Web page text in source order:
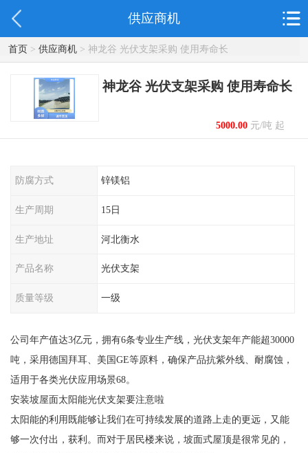
供应商机
首页> 供应商机> 神龙谷 光伏支架采购 使用寿命长
神龙谷 光伏支架采购 使用寿命长
5000.00元/吨 起
防腐方式 锌镁铝
生产周期 15日
生产地址 河北衡水
产品名称 光伏支架
质量等级 一级
公司年产值达3亿元，拥有6条专业生产线，光伏支架年产能超30000
吨，采用德国拜耳、美国GE等原料，确保产品抗紫外线、耐腐蚀，
适用于各类光伏应用场景68。
安装坡屋面太阳能光伏支架要注意啦
太阳能的利用既能够让我们在可持续发展的道路上走的更远，又能
够一次付出，获利。而对于居民楼来说，坡面式屋顶是很常见的，